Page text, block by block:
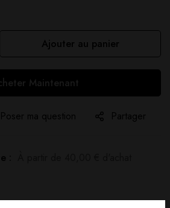
Ajouter au panier
Maintenant
Poser ma question Partager
: